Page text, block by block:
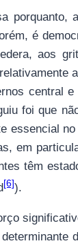
porquanto,
é
aos
central
foi que
essencial
em
têm
[6]).